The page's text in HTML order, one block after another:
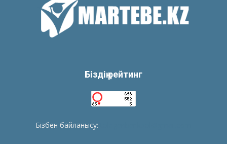
Біздің рейтинг
Бізбен байланысу: